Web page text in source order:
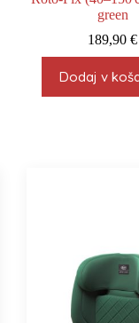
green
189,90€
Dodaj v